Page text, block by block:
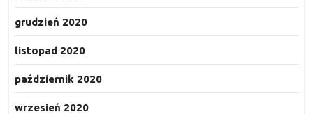
grudzień 2020
listopad 2020
październik 2020
wrzesień 2020